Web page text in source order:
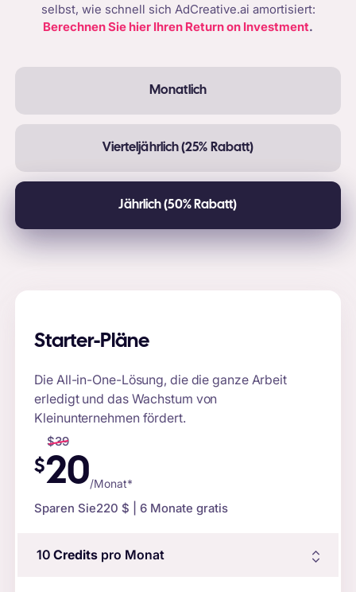
selbst, wie schnell sich AdCreative.ai amortisiert:
Berechnen Sie hier Ihren Return on Investment.
Monatlich
Vierteljährlich (25% Rabatt)
Jährlich (50% Rabatt)
Starter-Pläne
Die All-in-One-Lösung, die die ganze Arbeit
erledigt und das Wachstum von
Kleinunternehmen fördert.
$39
$20/Monat*
Sparen Sie220 $ | 6 Monate gratis
10 Creditspro Monat